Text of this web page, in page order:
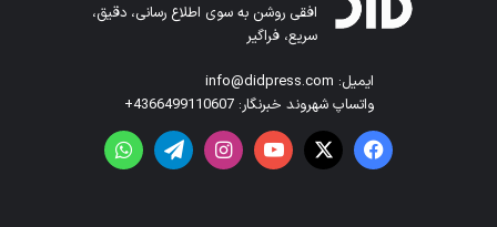
افقی روشن به سوی اطلاع رسانی، دقیق،
سریع، فراگیر
ایمیل: info@didpress.com
واتساپ شهروند خبرنگار: 4366499110607+
فیس بوک X یوتیوباینستاگرامتلگرامواتس آپ